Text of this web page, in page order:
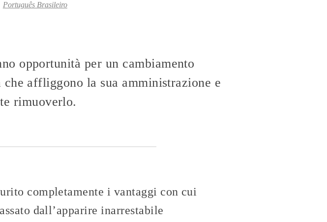
Português Brasileiro
opportunità per un cambiamento
affliggono la sua amministrazione e
rimuoverlo.
completamente i vantaggi con cui
dall’apparire inarrestabile